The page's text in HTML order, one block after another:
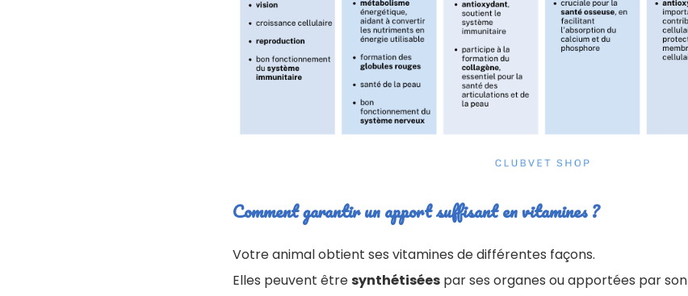
Comment garantir un apport suffisant en vitamines ?
Votre animal obtient ses vitamines de différentes façons.
Elles peuvent êtresynthétisées par ses organes ou apportées par son